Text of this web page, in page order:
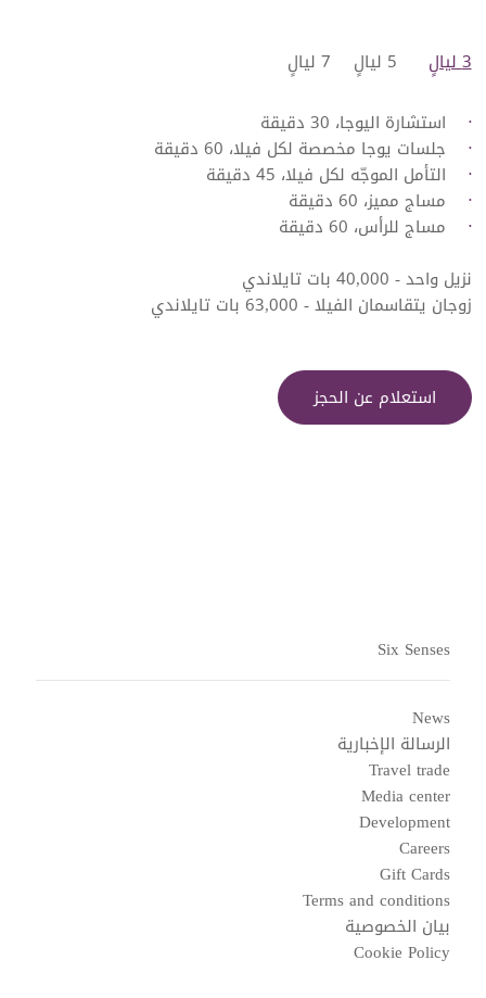
3 ليالٍ ​5 ليالٍ
7 ليالٍ
استشارة اليوجا، 30 دقيقة
جلسات يوجا مخصصة لكل فيلا، 60 دقيقة
التأمل الموجّه لكل فيلا، 45 دقيقة
مساج مميز، 60 دقيقة
مساج للرأس، 60 دقيقة
نزيل واحد - 40,000 بات تايلاندي
زوجان يتقاسمان الفيلا - 63,000 بات تايلاندي
استعلام عن الحجز
Six Senses
News
الرسالة الإخبارية
Travel trade
Media center
Development
Careers
Gift Cards
Terms and conditions
بيان الخصوصية
Cookie Policy